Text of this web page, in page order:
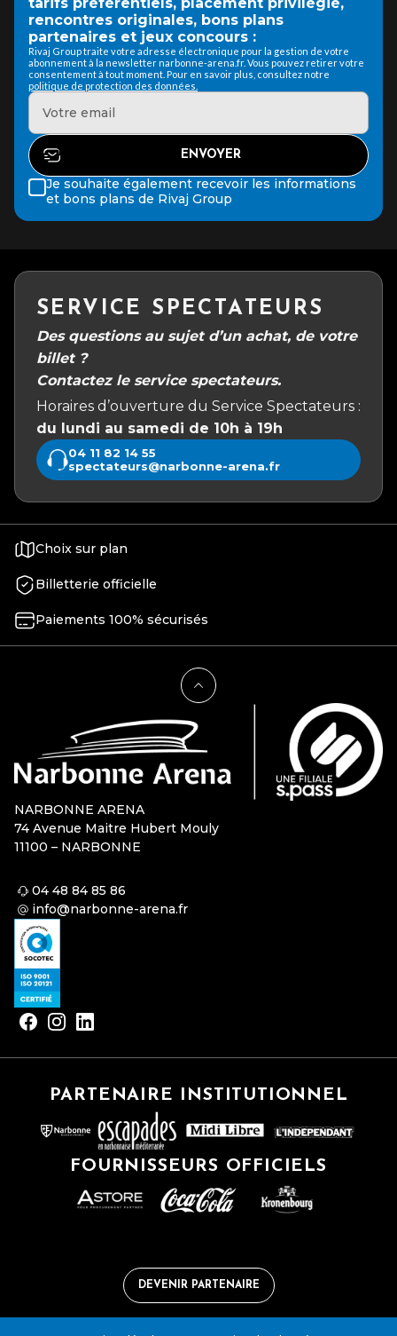
rencontres originales, bons plans
partenaires et jeux concours :
Rivaj Group traite votre adresse électronique pour la gestion de votre
abonnement à la newsletter narbonne-arena.fr. Vous pouvez retirer votre
consentement à tout moment. Pour en savoir plus, consultez notre
politique de protection des données.
Je souhaite également recevoir les informations
et bons plans de Rivaj Group
SERVICE SPECTATEURS
Des questions au sujet d’un achat, de votre
billet ?
Contactez le service spectateurs.
Horaires d’ouverture du Service Spectateurs :
du lundi au samedi de 10h à 19h
04 11 82 14 55
spectateurs@narbonne-arena.fr
Choix sur plan
Billetterie officielle
Paiements 100% sécurisés
NARBONNE ARENA
74 Avenue Maitre Hubert Mouly
11100 – NARBONNE
04 48 84 85 86
info@narbonne-arena.fr
PARTENAIRE INSTITUTIONNEL
FOURNISSEURS OFFICIELS
DEVENIR PARTENAIRE